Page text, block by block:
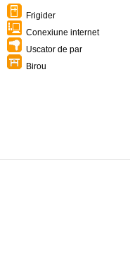
Frigider
Conexiune internet
Uscator de par
Birou